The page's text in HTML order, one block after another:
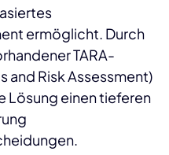
ermöglicht. Durch
TARA-
and Risk Assessment)
Lösung einen tieferen